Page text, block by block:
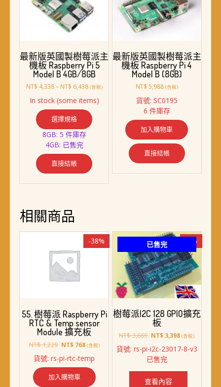
最新版英國製樹莓派主
機板 Raspberry Pi 5
Model B 4GB/8GB
NT$ 4,338– NT$ 6,438價
範
圍：
NT$ 4,338
到
(含稅)
In stock (some items)
選擇規格
產
種
式。
頁
面
8GB: 5 件庫存
4GB: 已售完
直接結帳
最新版英國製樹莓派主
機板 Raspberry Pi 4
Model B (8GB)
NT$ 5,988 (含稅)
貨號: SC0195
6 件庫存
加入購物車
直接結帳
相關商品
-38%
55. 樹莓派 Raspberry Pi
RTC & Temp sensor
Module 擴充板
NT$1,229 原
價
NT$ 1,229。
NT$768目
價
格：
NT$ 768。
(含稅)
貨號: rs-pi-rtc-temp
加入購物車
已售完 -7%
樹莓派I2C 128 GPIO擴充
板
NT$3,669 原
價
格：
NT$ 3,669。
NT$ 3,398目
價
NT$ 3,398。
(含稅)
貨號: rs-pi-i2c-23017-8-v3
已售完
查看內容